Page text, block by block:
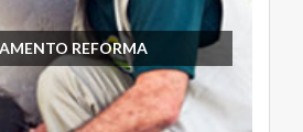
REFORMA